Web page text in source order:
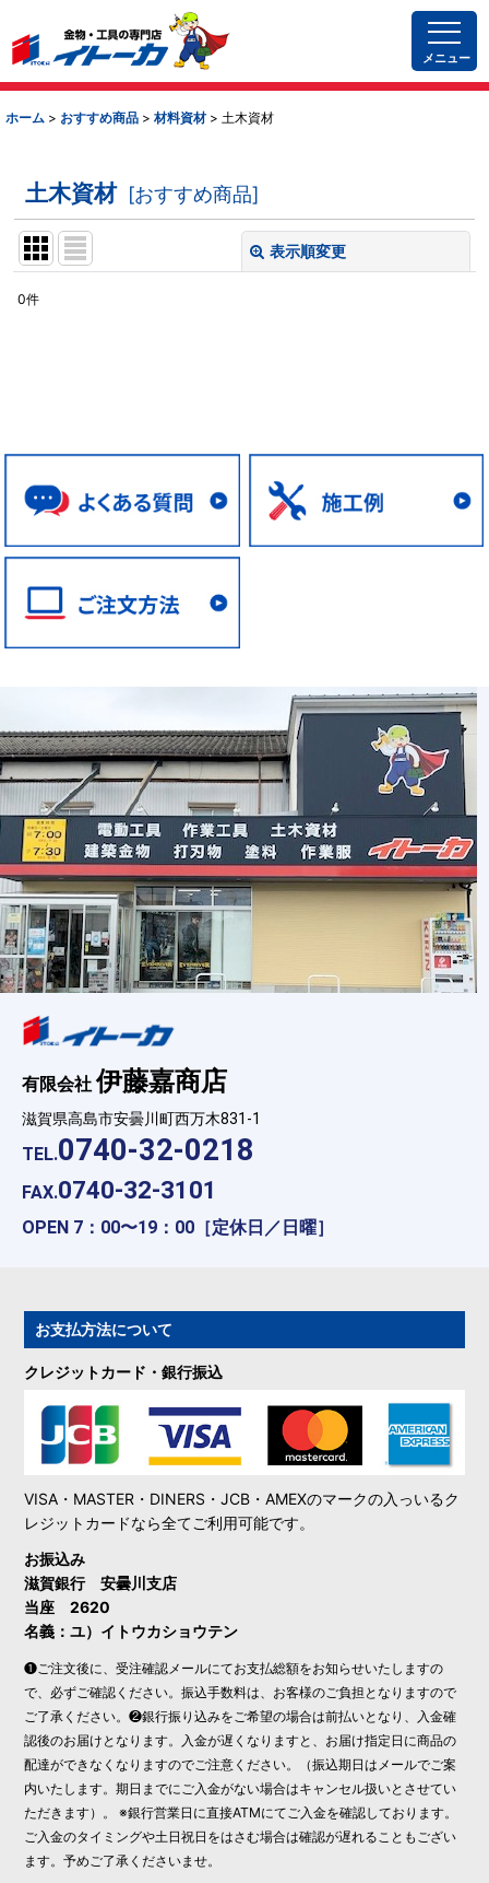
メニュー
ホーム > おすすめ商品 > 材料資材 > 土木資材
土木資材 [おすすめ商品]
表示順変更
0件
屋根資材
土木資材
仮設資材
有限会社伊藤嘉商店
滋賀県高島市安曇川町西万木831-1
TEL.0740-32-0218
FAX.0740-32-3101
OPEN 7：00〜19：00［定休日／日曜］
お支払方法について
クレジットカード・銀行振込
VISA・MASTER・DINERS・JCB・AMEXのマークの入っいるク
レジットカードなら全てご利用可能です。
お振込み
滋賀銀行 安曇川支店
当座 2620
名義：ユ）イトウカショウテン
❶ご注文後に、受注確認メールにてお支払総額をお知らせいたしますの
で、必ずご確認ください。振込手数料は、お客様のご負担となりますので
ご了承ください。❷銀行振り込みをご希望の場合は前払いとなり、入金確
認後のお届けとなります。入金が遅くなりますと、お届け指定日に商品の
配達ができなくなりますのでご注意ください。（振込期日はメールでご案
内いたします。期日までにご入金がない場合はキャンセル扱いとさせてい
ただきます）。 ※銀行営業日に直接ATMにてご入金を確認しております。
ご入金のタイミングや土日祝日をはさむ場合は確認が遅れることもござい
ます。予めご了承くださいませ。